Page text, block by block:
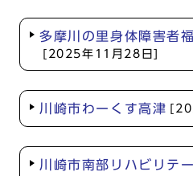
多摩川の里身体障害者
[2025年11月28日]
川崎市わーくす高津
川崎市南部リハビリテ